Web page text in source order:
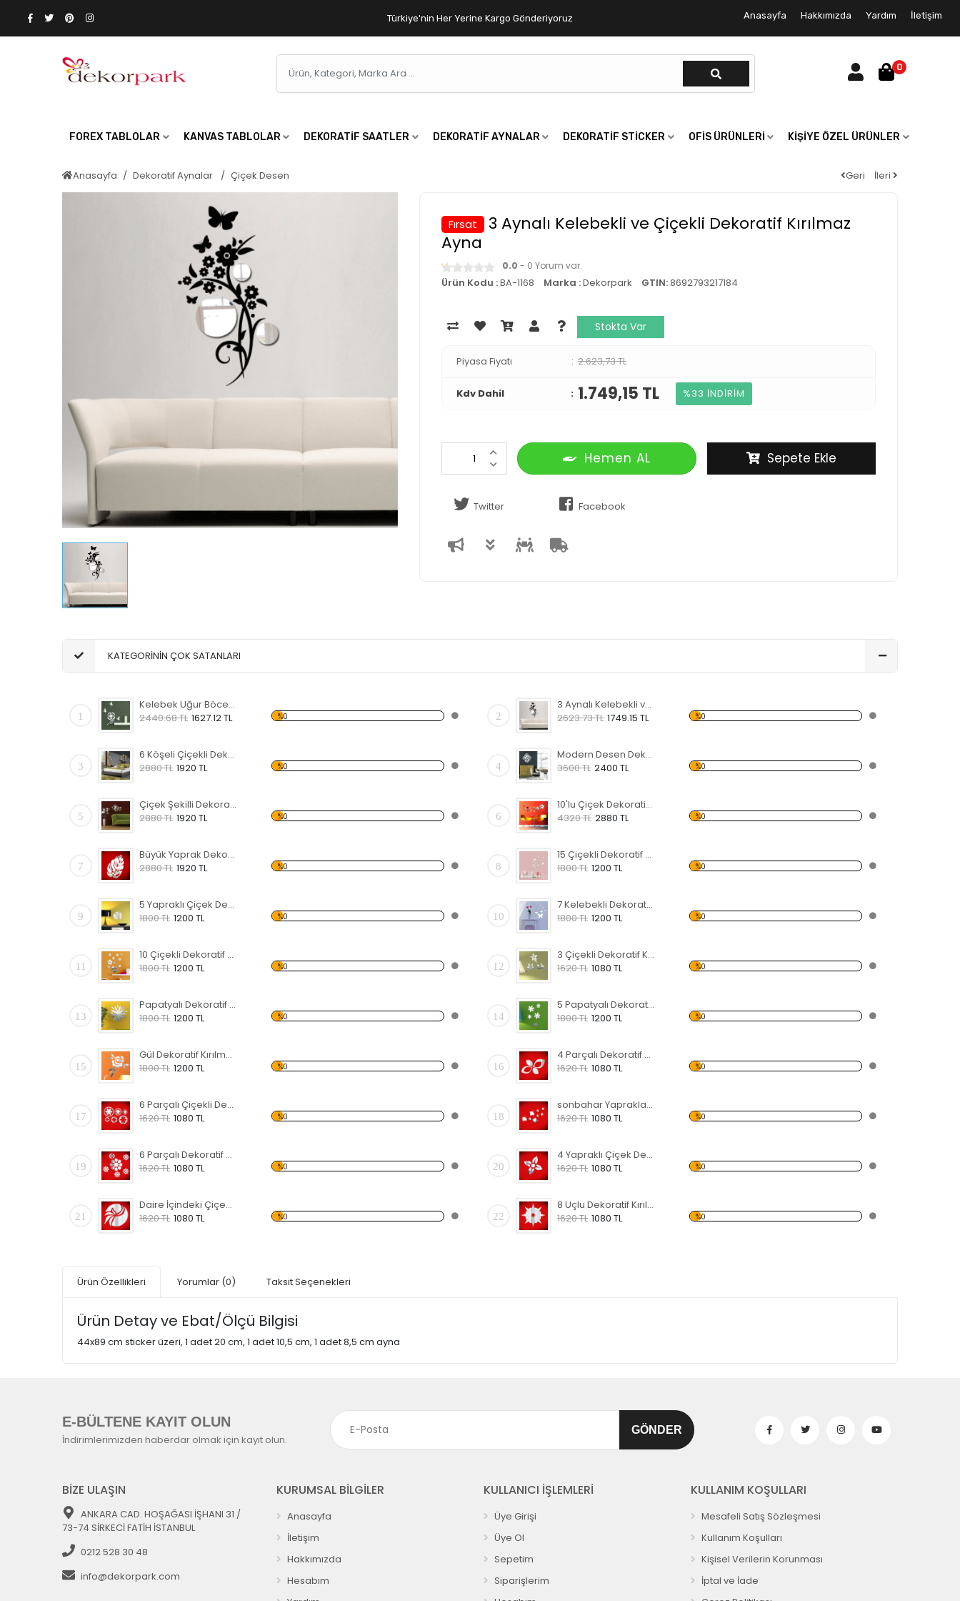
Türkiye'nin Her Yerine Kargo Gönderiyoruz Anasayfa Hakkımızda Yardım İletişim
0
FOREX TABLOLAR KANVAS TABLOLAR DEKORATIF SAATLER DEKORATIF AYNALAR DEKORATIF STICKER OFIS ÜRÜNLERI KIŞIYE ÖZEL ÜRÜNLER
Anasayfa Dekoratif Aynalar Çiçek Desen Geri İleri
Fırsat
3 Aynalı Kelebekli ve Çiçekli Dekoratif Kırılmaz
Ayna
0.0 - 0 Yorum var.
Ürün Kodu :BA-1168 Marka :Dekorpark GTIN:8692793217184
Stokta Var
Piyasa Fiyatı 2.623,73 TL
Kdv Dahil 1.749,15 TL %33 İNDİRİM
Hemen AL Sepete Ekle
Twitter Facebook
KATEGORİNİN ÇOK SATANLARI
1
Kelebek Uğur Böceği Dekoratif Ayna
2440.68 TL 1627.12 TL %0 2
3 Aynalı Kelebekli ve Çiçekli Dekoratif Kırılmaz Ayna
2623.73 TL 1749.15 TL %0
3
6 Köşeli Çiçekli Dekoratif Kırılmaz Ayna
2880 TL 1920 TL %0 4
Modern Desen Dekoratif Kırılmaz Ayna
3600 TL 2400 TL %0
5
Çiçek Şekilli Dekoratif Kırılmaz Ayna
2880 TL 1920 TL %0 6
10'lu Çiçek Dekoratif Kırılmaz Ayna
4320 TL 2880 TL %0
7
Büyük Yaprak Dekoratif Kırılmaz Ayna
2880 TL 1920 TL %0 8
15 Çiçekli Dekoratif Kırılmaz Ayna
1800 TL 1200 TL %0
9
5 Yapraklı Çiçek Dekoratif Kırılmaz Ayna
1800 TL 1200 TL %0 10
7 Kelebekli Dekoratif Kırılmaz Ayna
1800 TL 1200 TL %0
11
10 Çiçekli Dekoratif Kırılmaz Ayna
1800 TL 1200 TL %0 12
3 Çiçekli Dekoratif Kırılmaz Ayna
1620 TL 1080 TL %0
13
Papatyalı Dekoratif Kırılmaz Ayna
1800 TL 1200 TL %0 14
5 Papatyalı Dekoratif Kırılmaz Ayna
1800 TL 1200 TL %0
15
Gül Dekoratif Kırılmaz Ayna
1800 TL 1200 TL %0 16
4 Parçalı Dekoratif Kırılmaz Ayna
1620 TL 1080 TL %0
17
6 Parçalı Çiçekli Dekoratif Kırılmaz Ayna
1620 TL 1080 TL %0 18
sonbahar Yaprakları Dekoratif Kırılmaz Ayna
1620 TL 1080 TL %0
19
6 Parçalı Dekoratif Kırılmaz Ayna
1620 TL 1080 TL %0 20
4 Yapraklı Çiçek Dekoratif Kırılmaz Ayna
1620 TL 1080 TL %0
21
Daire İçindeki Çiçek Dekoratif Kırılmaz Ayna
1620 TL 1080 TL %0 22
8 Uçlu Dekoratif Kırılmaz Ayna
1620 TL 1080 TL %0
Ürün Özellikleri Yorumlar (0) Taksit Seçenekleri
Ürün Detay ve Ebat/Ölçü Bilgisi
44x89 cm sticker üzeri, 1 adet 20 cm, 1 adet 10,5 cm, 1 adet 8,5 cm ayna
E-BÜLTENE KAYIT OLUN
İndirimlerimizden haberdar olmak için kayıt olun.
BİZE ULAŞIN
ANKARA CAD. HOŞAĞASI İŞHANI 31 /
73-74 SİRKECİ FATİH İSTANBUL
0212 528 30 48
info@dekorpark.com
KURUMSAL BİLGİLER
Anasayfa
İletişim
Hakkımızda
Hesabım
KULLANICI İŞLEMLERİ
Üye Girişi
Üye Ol
Sepetim
Siparişlerim
KULLANIM KOŞULLARI
Mesafeli Satış Sözleşmesi
Kullanım Koşulları
Kişisel Verilerin Korunması
İptal ve İade